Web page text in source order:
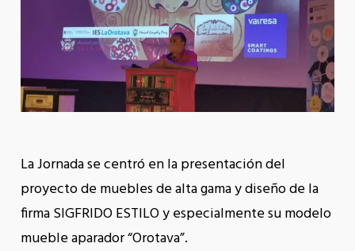
La Jornada se centró en la presentación del
proyecto de muebles de alta gama y diseño de la
firma SIGFRIDO ESTILO y especialmente su modelo
mueble aparador “Orotava”.